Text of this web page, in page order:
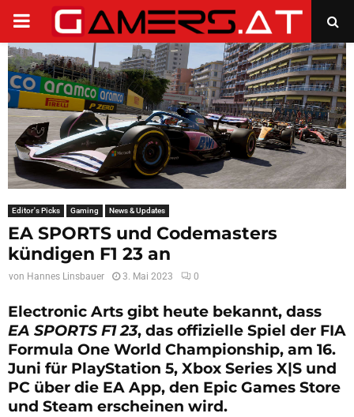
PRIMARY
MENU
Editor's Picks Gaming News & Updates
EA SPORTS und Codemasters
kündigen F1 23 an
von Hannes Linsbauer 3. Mai 2023 0
Electronic Arts gibt heute bekannt, dass
EA SPORTS F1 23, das offizielle Spiel der FIA
Formula One World Championship, am 16.
Juni für PlayStation 5, Xbox Series X|S und
PC über die EA App, den Epic Games Store
und Steam erscheinen wird.